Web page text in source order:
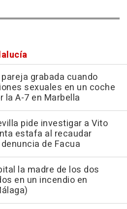
grabada cuando
sexuales en un coche
la A-7 en Marbella
pide investigar a Vito
estafa al recaudar
de Facua
la madre de los dos
en un incendio en